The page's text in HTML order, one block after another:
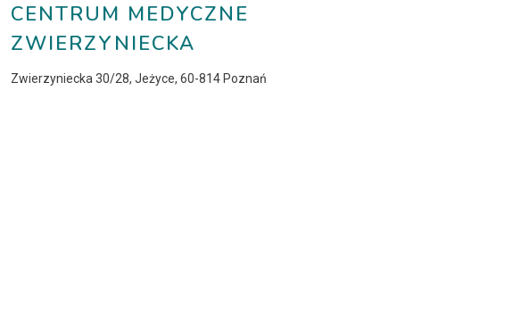
CENTRUM MEDYCZNE
ZWIERZYNIECKA
Zwierzyniecka 30/28, Jeżyce, 60-814 Poznań